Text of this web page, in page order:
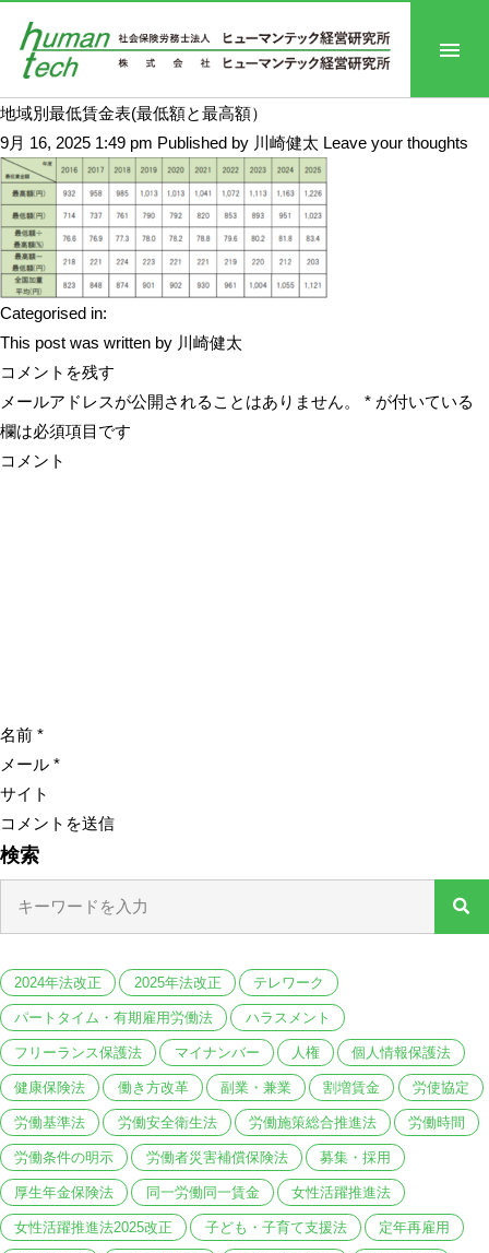
地域別最低賃金表(最低額と最高額）
9月 16, 2025 1:49 pm Published by 川崎健太 Leave your thoughts
Categorised in:
This post was written by 川崎健太
コメントを残す
メールアドレスが公開されることはありません。
* が付いている
欄は必須項目です
コメント
名前 *
メール *
サイト
検索
2024年法改正 2025年法改正 テレワーク
パートタイム・有期雇用労働法 ハラスメント
フリーランス保護法 マイナンバー 人権 個人情報保護法
健康保険法 働き方改革 副業・兼業 割増賃金 労使協定
労働基準法 労働安全衛生法 労働施策総合推進法 労働時間
労働条件の明示 労働者災害補償保険法 募集・採用
厚生年金保険法 同一労働同一賃金 女性活躍推進法
女性活躍推進法2025改正 子ども・子育て支援法 定年再雇用